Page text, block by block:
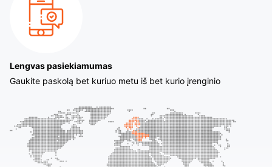
Lengvas pasiekiamumas
Gaukite paskolą bet kuriuo metu iš bet kurio įrenginio